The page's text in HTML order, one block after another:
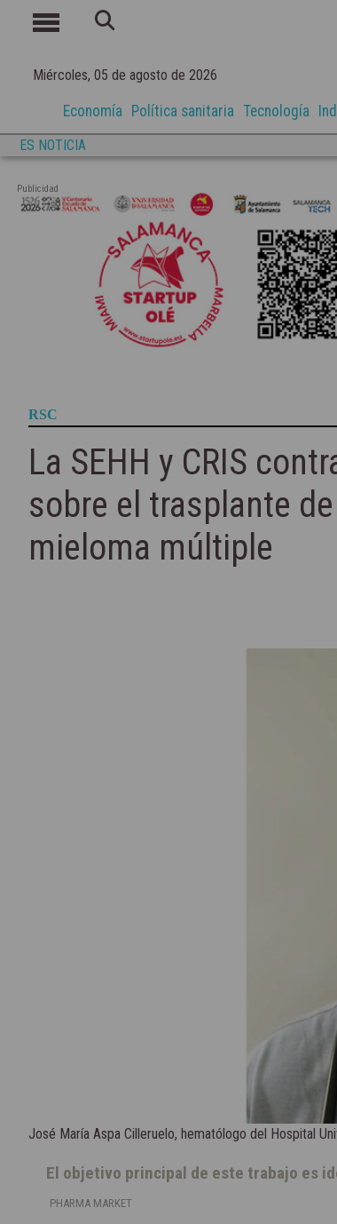
Miércoles, 05 de agosto de 2026
Economía Política sanitaria Tecnología
ES NOTICIA
Publicidad
RSC
La SEHH y CRIS
sobre el trasplante
mieloma múltiple
José María Aspa Cilleruelo, hematólogo del Hospital
El objetivo principal de este trabajo es
PHARMA MARKET